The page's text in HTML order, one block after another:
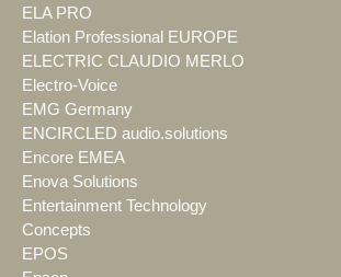
ELA PRO
Elation Professional EUROPE
ELECTRIC CLAUDIO MERLO
Electro-Voice
EMG Germany
ENCIRCLED audio.solutions
Encore EMEA
Enova Solutions
Entertainment Technology
Concepts
EPOS